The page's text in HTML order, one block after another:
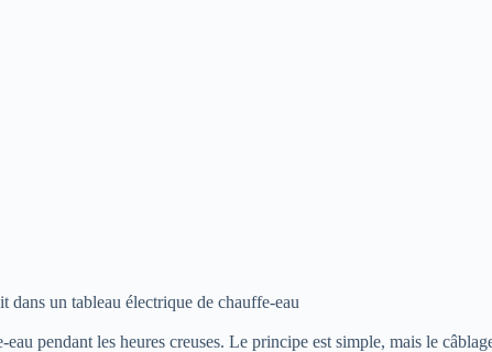
pendant les heures creuses. Le principe est simple, mais le